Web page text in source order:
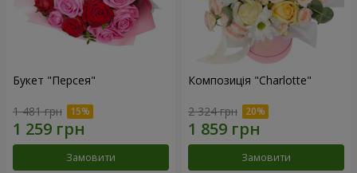
Букет "Персея"
1 481 грн
Замовити
Композиція "Charlotte"
2 324 грн
Замовити